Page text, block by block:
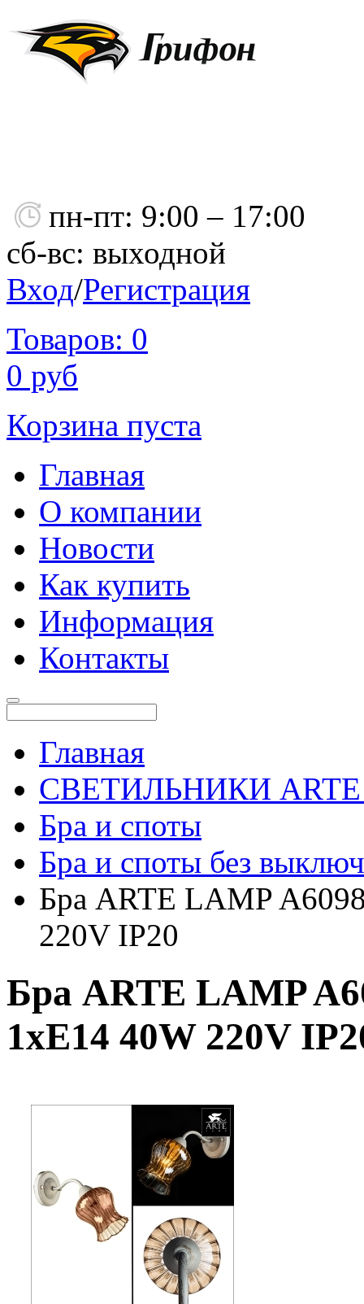
пн-пт: 9:00 – 17:00
сб-вс: выходной
Вход/Регистрация
Товаров: 0
0 руб
Корзина пуста
Главная
О компании
Новости
Как купить
Информация
Контакты
Главная
СВЕТИЛЬНИКИ ARTE
Бра и споты
Бра и споты без
Бра ARTE LAMP
220V IP20
Бра ARTE LAMP
1xE14 40W 220V